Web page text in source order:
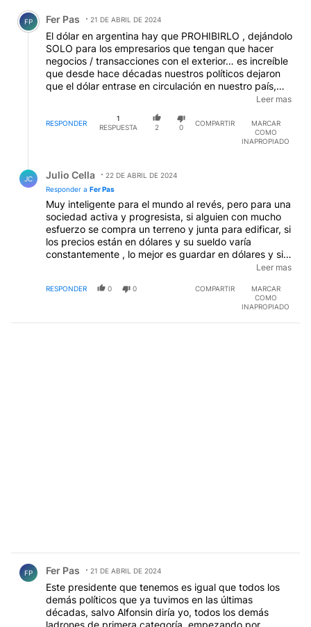
Comentario de Fer Pas.
FP Fer Pas 21 DE ABRIL DE 2024
El dólar en argentina hay que PROHIBIRLO , dejándolo
SOLO para los empresarios que tengan que hacer
negocios / transacciones con el exterior… es increíble
que desde hace décadas nuestros políticos dejaron
que el dólar entrase en circulación en nuestro país,
dejándonos a merced de las voluntades de otros
países que DICEN tener una moneda más fuerte que
la nuestra. Salvo los norteamericanos, los ingleses NO
fuerza obviamente, y si no es por la fuerza es
CORROMPIENDO a cuanto político haya que
corromper. Alguien tiene que poner las cosas bajo
control de una buena vez. Ya basta de políticos nos
tríanos llenado constantemente a sacarse fotos en las
embajadas de eeuu o inglesa como sirvientes o
empleados de turno…y milei que se vaya a israel si
tanto simpatiza o piensa a ese desierto del otro lado
del mundo o a estados unidos, pero que deje tranquila
a la sociedad y no nos meta en problemas o guerras
Leer mas
RESPONDER
1
RESPUESTA
2 0
COMPARTIR
MARCAR
COMO
INAPROPIADO
JC Julio Cella
22 DE ABRIL DE 2024
Responder a Fer Pas
Muy inteligente para el mundo al revés, pero para una
sociedad activa y progresista, si alguien con mucho
esfuerzo se compra un terreno y junta para edificar, si
los precios están en dólares y su sueldo varía
constantemente , lo mejor es guardar en dólares y si
dólares, la utopía de una inflación baja es tolerable en
la medida que se produzca un descenso y se
Leer mas
RESPONDER 0 0 COMPARTIR
MARCAR
COMO
INAPROPIADO
FP Fer Pas 21 DE ABRIL DE 2024
Este presidente que tenemos es igual que todos los
demás políticos que ya tuvimos en las últimas
décadas, salvo Alfonsin diría yo, todos los demás
ladrones de primera categoría, empezando por